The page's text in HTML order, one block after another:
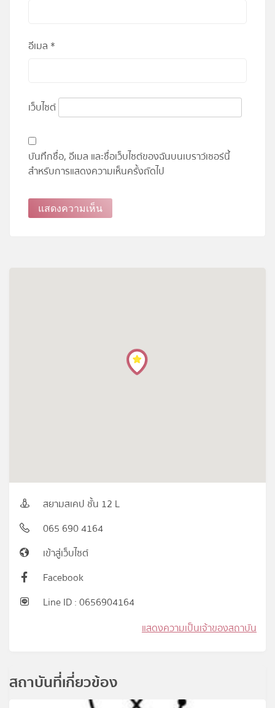
อีเมล *
เว็บไซต์
บันทึกชื่อ, อีเมล และชื่อเว็บไซต์ของฉันบนเบราว์เซอร์นี้
สำหรับการแสดงความเห็นครั้งถัดไป
สยามสเคป ชั้น 12 L
065 690 4164
เข้าสู่เว็บไซต์
Facebook
Line ID : 0656904164
แสดงความเป็นเจ้าของสถาบัน
สถาบันที่เกี่ยวข้อง